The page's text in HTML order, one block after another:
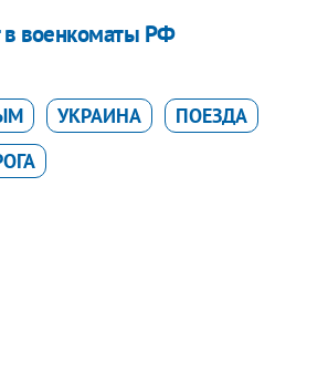
в военкоматы РФ
УКРАИНА
ПОЕЗДА